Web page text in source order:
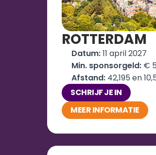
ROTTERDAM
Datum: 11 april 2027
Min. sponsorgeld: €
Afstand: 42,195 en
SCHRIJF JE IN
MEER INFORMATIE